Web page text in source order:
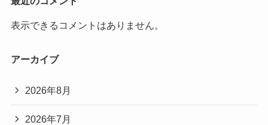
表示できるコメントはありません。
アーカイブ
2026年8月
2026年7月